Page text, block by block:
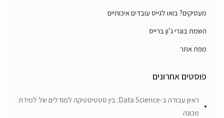
מעסיקים? בואו לגייס עובדים איכותיים
השמת בוגרי ג’ון ברייס
מפת אתר
פוסטים אחרונים
ראיון עבודה ב-Data Science: בין סטטיסטיקה למודלים של למידת
מכונה